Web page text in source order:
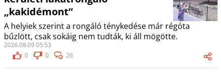
„kakidémont”
A helyiek szerint a rongáló ténykedése már régóta
bűzlött, csak sokáig nem tudták, ki áll mögötte.
2026.08.09 05:53
0
0 26